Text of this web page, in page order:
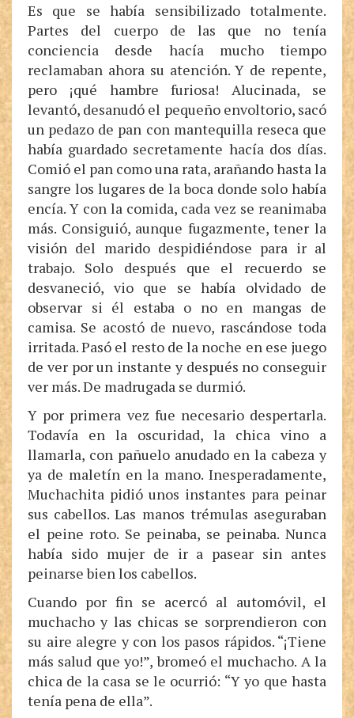
Es que se había sensibilizado totalmente.
Partes del cuerpo de las que no tenía
conciencia desde hacía mucho tiempo
reclamaban ahora su atención. Y de repente,
pero ¡qué hambre furiosa! Alucinada, se
levantó, desanudó el pequeño envoltorio, sacó
un pedazo de pan con mantequilla reseca que
había guardado secretamente hacía dos días.
Comió el pan como una rata, arañando hasta la
sangre los lugares de la boca donde solo había
encía. Y con la comida, cada vez se reanimaba
más. Consiguió, aunque fugazmente, tener la
visión del marido despidiéndose para ir al
trabajo. Solo después que el recuerdo se
desvaneció, vio que se había olvidado de
observar si él estaba o no en mangas de
camisa. Se acostó de nuevo, rascándose toda
irritada. Pasó el resto de la noche en ese juego
de ver por un instante y después no conseguir
ver más. De madrugada se durmió.
Y por primera vez fue necesario despertarla.
Todavía en la oscuridad, la chica vino a
llamarla, con pañuelo anudado en la cabeza y
ya de maletín en la mano. Inesperadamente,
Muchachita pidió unos instantes para peinar
sus cabellos. Las manos trémulas aseguraban
el peine roto. Se peinaba, se peinaba. Nunca
había sido mujer de ir a pasear sin antes
peinarse bien los cabellos.
Cuando por fin se acercó al automóvil, el
muchacho y las chicas se sorprendieron con
su aire alegre y con los pasos rápidos. “¡Tiene
más salud que yo!”, bromeó el muchacho. A la
chica de la casa se le ocurrió: “Y yo que hasta
tenía pena de ella”.